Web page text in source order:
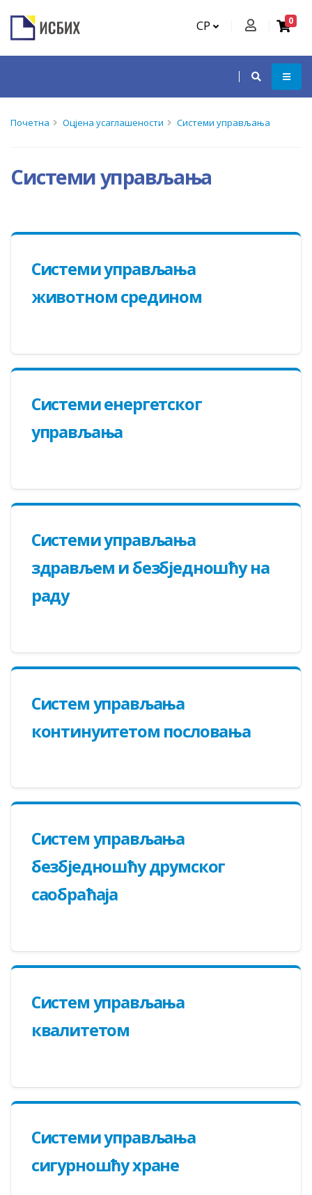
СР 0
Почетна Оцјена усаглашености Системи управљања
Системи управљања
Системи управљања
животном средином
Системи енергетског
управљања
Системи управљања
здрављем и безбједношћу на
раду
Систем управљања
континуитетом пословања
Систем управљања
безбједношћу друмског
саобраћаја
Систем управљања
квалитетом
Системи управљања
сигурношћу хране